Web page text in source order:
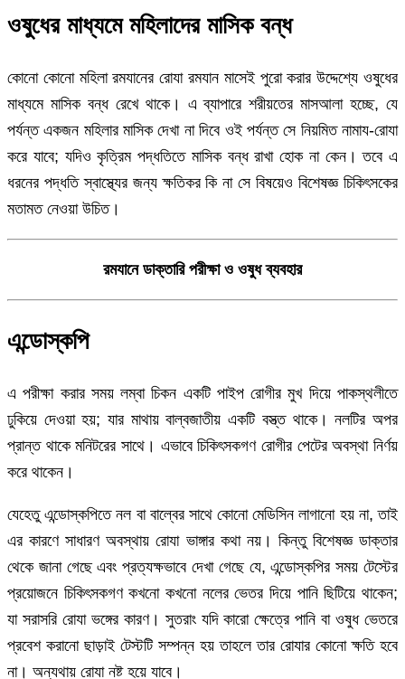
ওষুধের মাধ্যমে মহিলাদের মাসিক বন্ধ
কোনো কোনো মহিলা রমযানের রোযা রমযান মাসেই পুরো করার উদ্দেশ্যে ওষুধের
মাধ্যমে মাসিক বন্ধ রেখে থাকে। এ ব্যাপারে শরীয়তের মাসআলা হচ্ছে, যে
পর্যন্ত একজন মহিলার মাসিক দেখা না দিবে ওই পর্যন্ত সে নিয়মিত নামায-রোযা
করে যাবে; যদিও কৃত্রিম পদ্ধতিতে মাসিক বন্ধ রাখা হোক না কেন। তবে এ
ধরনের পদ্ধতি স্বাস্থ্যের জন্য ক্ষতিকর কি না সে বিষয়েও বিশেষজ্ঞ চিকিৎসকের
মতামত নেওয়া উচিত।
রমযানে ডাক্তারি পরীক্ষা ও ওষুধ ব্যবহার
এন্ডোস্কপি
এ পরীক্ষা করার সময় লম্বা চিকন একটি পাইপ রোগীর মুখ দিয়ে পাকস্থলীতে
ঢুকিয়ে দেওয়া হয়; যার মাথায় বাল্বজাতীয় একটি বস্ত্ত থাকে। নলটির অপর
প্রান্ত থাকে মনিটরের সাথে। এভাবে চিকিৎসকগণ রোগীর পেটের অবস্থা নির্ণয়
করে থাকেন।
যেহেতু এন্ডোস্কপিতে নল বা বাল্বের সাথে কোনো মেডিসিন লাগানো হয় না, তাই
এর কারণে সাধারণ অবস্থায় রোযা ভাঙ্গার কথা নয়। কিন্তু বিশেষজ্ঞ ডাক্তার
থেকে জানা গেছে এবং প্রত্যক্ষভাবে দেখা গেছে যে, এন্ডোস্কপির সময় টেস্টের
প্রয়োজনে চিকিৎসকগণ কখনো কখনো নলের ভেতর দিয়ে পানি ছিটিয়ে থাকেন;
যা সরাসরি রোযা ভঙ্গের কারণ। সুতরাং যদি কারো ক্ষেত্রে পানি বা ওষুধ ভেতরে
প্রবেশ করানো ছাড়াই টেস্টটি সম্পন্ন হয় তাহলে তার রোযার কোনো ক্ষতি হবে
না। অন্যথায় রোযা নষ্ট হয়ে যাবে।